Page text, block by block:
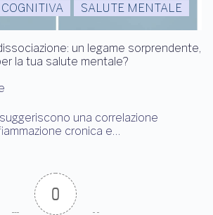
SALUTE MENTALE
un legame sorprendente,
la tua salute mentale?
una correlazione
cronica e…
0